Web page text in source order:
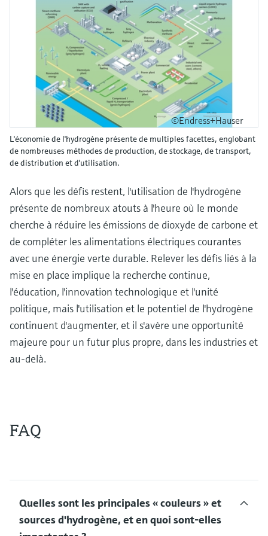
©Endress+Hauser
L'économie de l'hydrogène présente de multiples facettes, englobant
de nombreuses méthodes de production, de stockage, de transport,
de distribution et d'utilisation.
Alors que les défis restent, l'utilisation de l'hydrogène
présente de nombreux atouts à l'heure où le monde
cherche à réduire les émissions de dioxyde de carbone et
de compléter les alimentations électriques courantes
avec une énergie verte durable. Relever les défis liés à la
mise en place implique la recherche continue,
l'éducation, l'innovation technologique et l'unité
politique, mais l'utilisation et le potentiel de l'hydrogène
continuent d'augmenter, et il s'avère une opportunité
majeure pour un futur plus propre, dans les industries et
au-delà.
FAQ
Quelles sont les principales « couleurs » et
sources d'hydrogène, et en quoi sont-elles